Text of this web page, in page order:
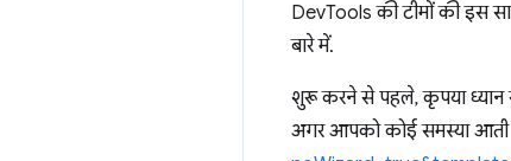
DevTools की टीमों की इस
बारे में.
शुरू करने से पहले, कृपया ध्यान
अगर आपको कोई समस्या आती